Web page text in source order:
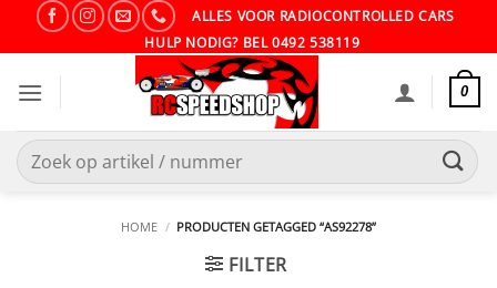
ALLES VOOR RADIOCONTROLLED CARS
HULP NODIG? BEL 0492 538119
0
Zoeken
naar:
HOME / PRODUCTEN GETAGGED “AS92278”
FILTER